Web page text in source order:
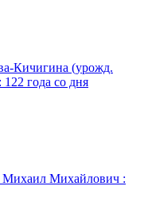
Кичигина (урожд.
года со дня
Михаил Михайлович :